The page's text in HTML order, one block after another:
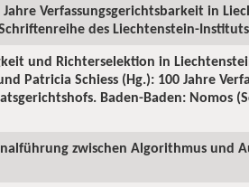
Verfassungsgerichtsbarkeit in
des Liechtenstein-
und Richterselektion in
Patricia Schiess (Hg.): 100 Jahre
Baden-Baden: Nomos
zwischen Algorithmus und